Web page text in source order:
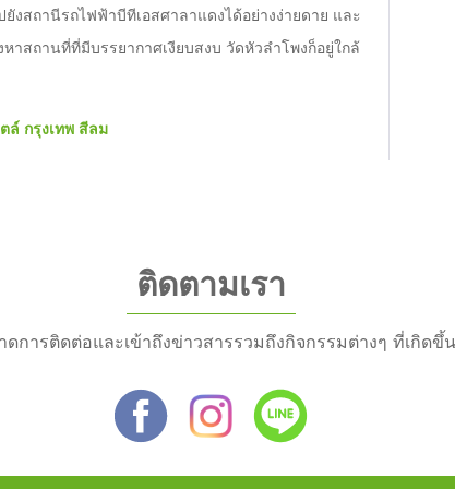
สถานีรถไฟฟ้าบีทีเอสศาลาแดงได้อย่างง่ายดาย และ
าสถานที่ที่มีบรรยากาศเงียบสงบ วัดหัวลำโพงก็อยู่ใกล้
ล์ กรุงเทพ สีลม
ติดตามเรา
ดการติดต่อและเข้าถึงข่าวสารรวมถึงกิจกรรมต่างๆ ที่เกิดขึ้